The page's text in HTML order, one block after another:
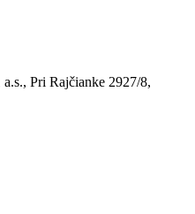
Pri Rajčianke 2927/8,